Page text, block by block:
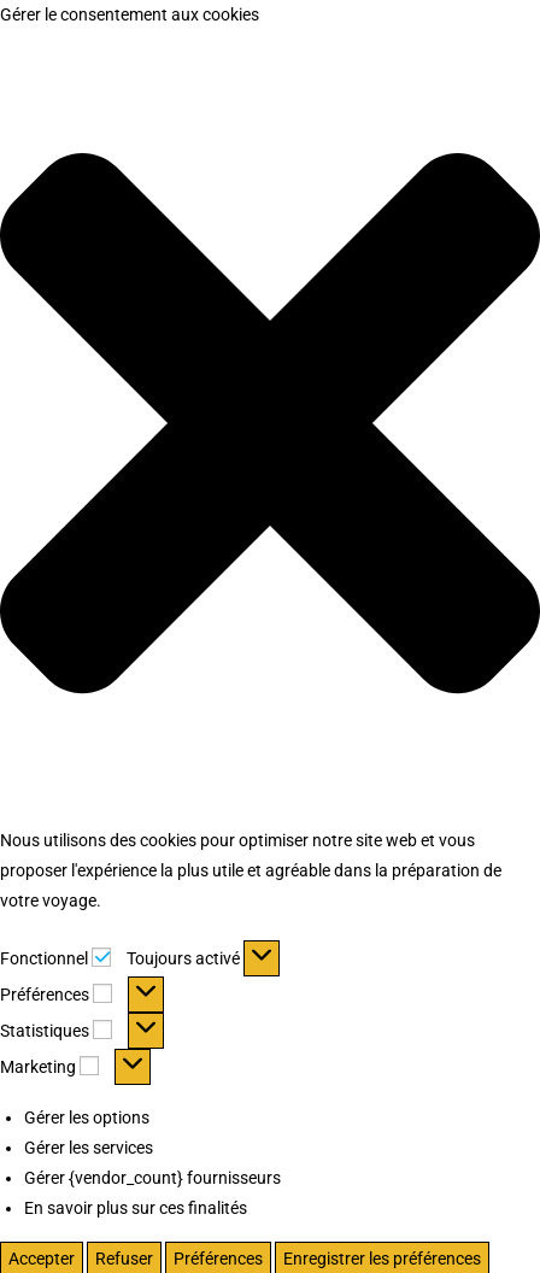
Gérer le consentement aux cookies
Nous utilisons des cookies pour optimiser notre site web et vous
proposer l'expérience la plus utile et agréable dans la préparation de
votre voyage.
Fonctionnel Fonctionnel
Toujours activé
Préférences
Préférences
Statistiques Statistiques
Marketing Marketing
Gérer les options
Gérer les services
Gérer {vendor_count} fournisseurs
En savoir plus sur ces finalités
Accepter Refuser Préférences
Enregistrer les préférences